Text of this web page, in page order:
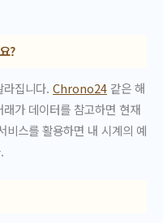
?
집니다. Chrono24 같은 해
가 데이터를 참고하면 현재
비스를 활용하면 내 시계의 예